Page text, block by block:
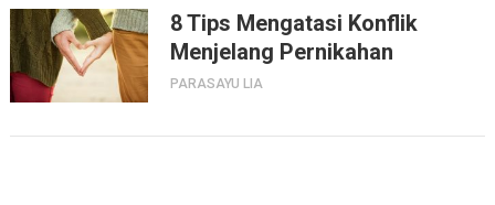
8 Tips Mengatasi Konflik
Menjelang Pernikahan
PARASAYU LIA